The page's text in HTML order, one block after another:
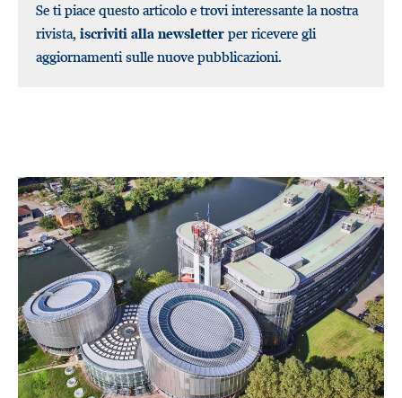
Se ti piace questo articolo e trovi interessante la nostra
rivista, iscriviti alla newsletter per ricevere gli
aggiornamenti sulle nuove pubblicazioni.